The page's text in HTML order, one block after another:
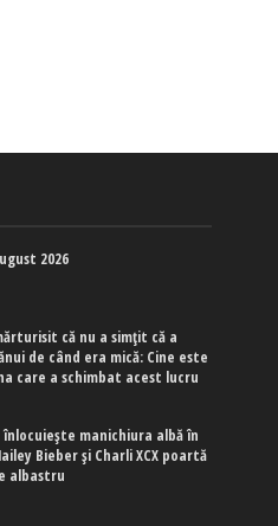
2026
că nu a simțit că a
de când era mică: Cine este
care a schimbat acest lucru
manichiura albă în
Bieber și Charli XCX poartă
albastru